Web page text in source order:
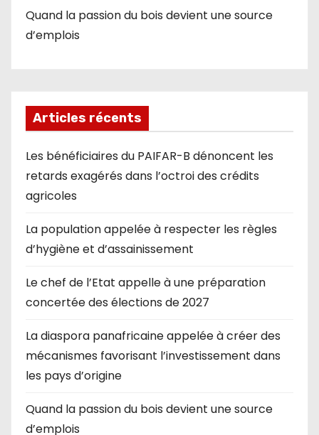
Quand la passion du bois devient une source
d’emplois
Articles récents
Les bénéficiaires du PAIFAR-B dénoncent les
retards exagérés dans l’octroi des crédits
agricoles
La population appelée à respecter les règles
d’hygiène et d’assainissement
Le chef de l’Etat appelle à une préparation
concertée des élections de 2027
La diaspora panafricaine appelée à créer des
mécanismes favorisant l’investissement dans
les pays d’origine
Quand la passion du bois devient une source
d’emplois